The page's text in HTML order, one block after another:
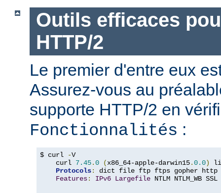
Outils efficaces
HTTP/2
Le premier d'entre eux
Assurez-vous au
supporte HTTP/2 en
Fonctionnalités :
$ curl -V
    curl
7.45.0 (x86_64-apple-darwin15.0.0)
Protocols:
dict file ftp ftps gopher http
Features: IPv6 Largefile NTLM NTLM_WB